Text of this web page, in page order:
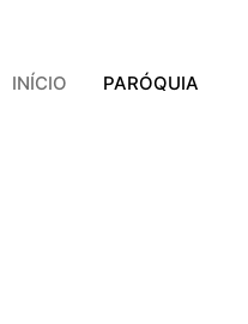
INÍCIO PARÓQUIA